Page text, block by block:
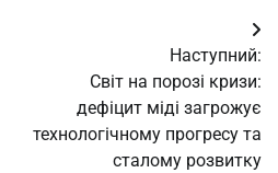
Наступний:
Світ на порозі кризи:
дефіцит міді загрожує
технологічному прогресу та
сталому розвитку